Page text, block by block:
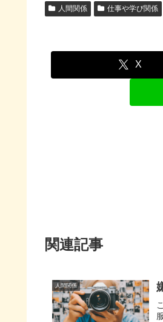
人間関係 仕事や学び関係
X
関連記事
人間関係